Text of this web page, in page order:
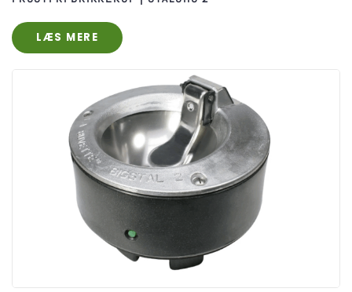
LÆS MERE